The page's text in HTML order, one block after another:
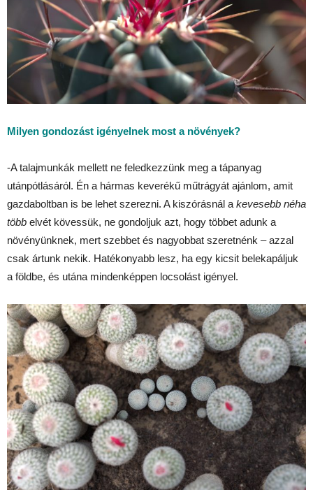
Milyen gondozást igényelnek most a növények?
-A talajmunkák mellett ne feledkezzünk meg a tápanyag
utánpótlásáról. Én a hármas keverékű műtrágyát ajánlom, amit
gazdaboltban is be lehet szerezni. A kiszórásnál a kevesebb néha
több elvét kövessük, ne gondoljuk azt, hogy többet adunk a
növényünknek, mert szebbet és nagyobbat szeretnénk – azzal
csak ártunk nekik. Hatékonyabb lesz, ha egy kicsit belekapáljuk
a földbe, és utána mindenképpen locsolást igényel.